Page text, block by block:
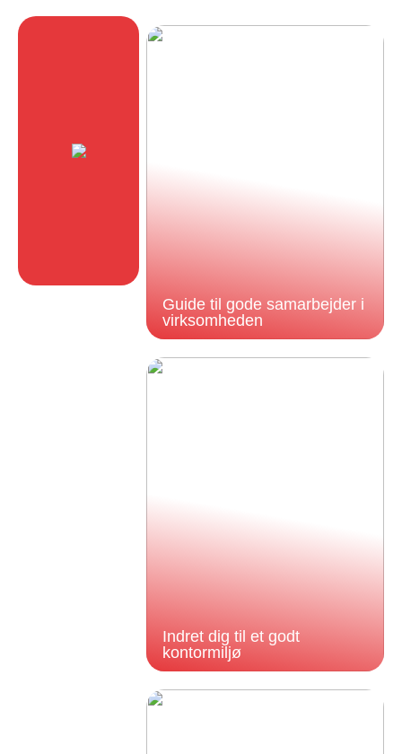
Guide til gode samarbejder i
virksomheden
Indret dig til et godt
kontormiljø